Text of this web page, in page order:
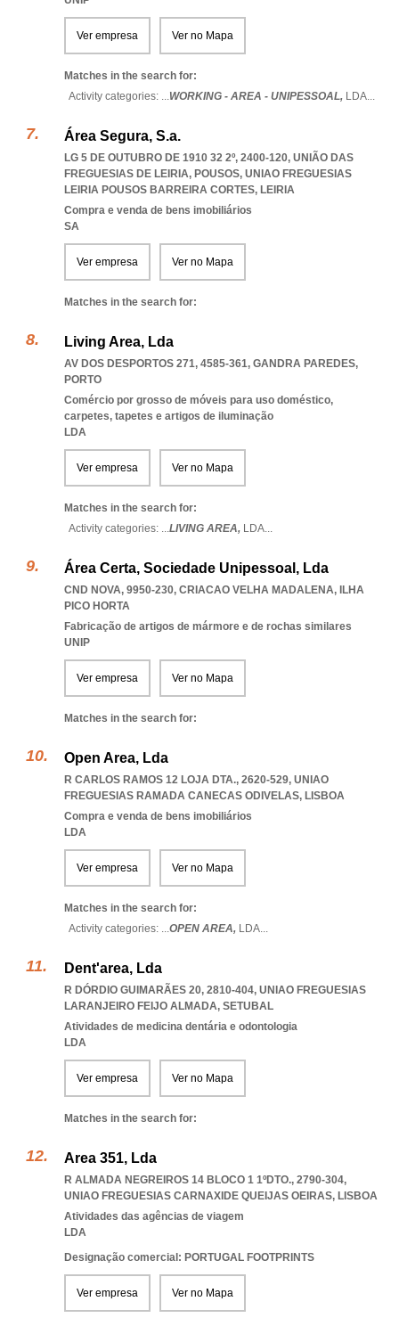
Ver empresa Ver no Mapa
Matches in the search for:
Activity categories: ...WORKING - AREA - UNIPESSOAL, LDA...
Área Segura, S.a.
LG 5 DE OUTUBRO DE 1910 32 2º, 2400-120, UNIÃO DAS
FREGUESIAS DE LEIRIA, POUSOS, UNIAO FREGUESIAS
LEIRIA POUSOS BARREIRA CORTES, LEIRIA
Compra e venda de bens imobiliários
SA
Ver empresa Ver no Mapa
Matches in the search for:
Living Area, Lda
AV DOS DESPORTOS 271, 4585-361, GANDRA PAREDES,
PORTO
Comércio por grosso de móveis para uso doméstico,
carpetes, tapetes e artigos de iluminação
LDA
Ver empresa Ver no Mapa
Matches in the search for:
Activity categories: ...LIVING AREA, LDA...
Área Certa, Sociedade Unipessoal, Lda
CND NOVA, 9950-230, CRIACAO VELHA MADALENA, ILHA
PICO HORTA
Fabricação de artigos de mármore e de rochas similares
UNIP
Ver empresa Ver no Mapa
Matches in the search for:
Open Area, Lda
R CARLOS RAMOS 12 LOJA DTA., 2620-529, UNIAO
FREGUESIAS RAMADA CANECAS ODIVELAS, LISBOA
Compra e venda de bens imobiliários
LDA
Ver empresa Ver no Mapa
Matches in the search for:
Activity categories: ...OPEN AREA, LDA...
Dent'area, Lda
R DÓRDIO GUIMARÃES 20, 2810-404, UNIAO FREGUESIAS
LARANJEIRO FEIJO ALMADA, SETUBAL
Atividades de medicina dentária e odontologia
LDA
Ver empresa Ver no Mapa
Matches in the search for:
Area 351, Lda
R ALMADA NEGREIROS 14 BLOCO 1 1ºDTO., 2790-304,
UNIAO FREGUESIAS CARNAXIDE QUEIJAS OEIRAS, LISBOA
Atividades das agências de viagem
LDA
Designação comercial: PORTUGAL FOOTPRINTS
Ver empresa Ver no Mapa